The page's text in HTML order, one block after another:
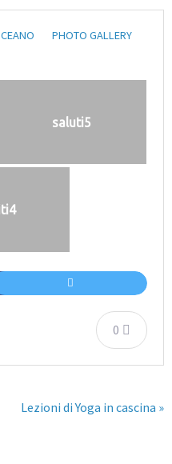
PHOTO GALLERY
saluti5
0
Lezioni di Yoga in cascina »